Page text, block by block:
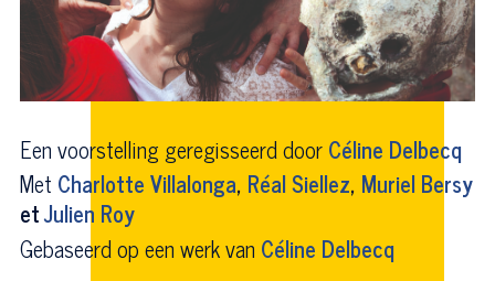
Een voorstelling geregisseerd doorCéline Delbecq
Met Charlotte Villalonga, Réal Siellez, Muriel Bersy
etJulien Roy
Gebaseerd op een werk van Céline Delbecq